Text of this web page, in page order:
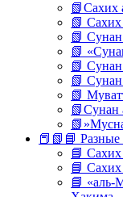
📗Сахих
📗
📗
📗
📗
📗
📗
📗Сунан
📕📗📘 Разные
📘
📘
📘 «аль-